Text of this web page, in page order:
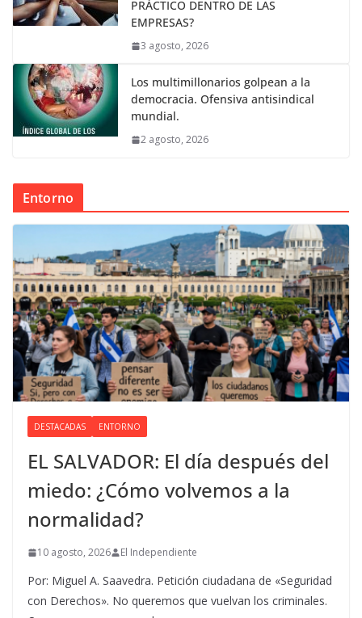
PRÁCTICO DENTRO DE LAS
EMPRESAS?
3 agosto, 2026
Los multimillonarios golpean a la
democracia. Ofensiva antisindical
mundial.
2 agosto, 2026
Entorno
DESTACADAS ENTORNO
EL SALVADOR: El día después del
miedo: ¿Cómo volvemos a la
normalidad?
10 agosto, 2026 El Independiente
Por: Miguel A. Saavedra. Petición ciudadana de «Seguridad
con Derechos». No queremos que vuelvan los criminales.